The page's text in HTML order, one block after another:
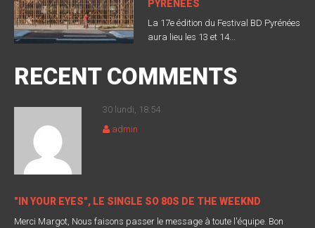
PYRÉNÉES
La 17e édition du Festival BD Pyrénées
aura lieu les 13 et 14...
RECENT COMMENTS
30 lundi, 18:54
admin
"IN YOUR EYES", LE SINGLE SO 80S DE THE WEEKND
Merci Margot, Nous faisons passer le message à toute l'équipe. Bon